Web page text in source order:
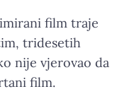
film traje
tridesetih
nije vjerovao da
film.